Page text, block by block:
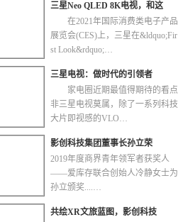
三星Neo QLED 8K电视，和这
在2021年国际消费类电子产品
展览会(CES)上，三星在&ldquo;Fir
st Look&rdquo;…
三星电视：做时代的引领者
家电圈近期最值得期待的看点
非三星电视莫属，除了一系列科技
大片即视感的VLO…
影创科技集团董事长孙立荣
2019年度商界青年领军者获奖人
——爱库存联合创始人冷静女士为
孙立颁奖....…
共绘XR文旅蓝图，影创科技